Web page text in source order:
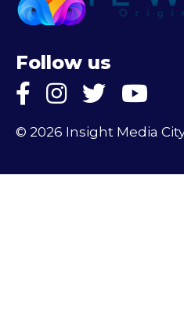
Follow us
© 2026 Insight Media